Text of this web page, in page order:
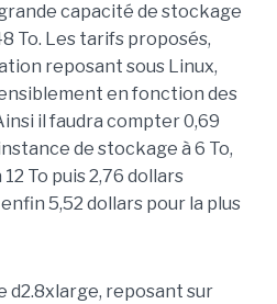
capacité de stockage
To. Les tarifs proposés,
reposant sous Linux,
en fonction des
il faudra compter 0,69
de stockage à 6 To,
To puis 2,76 dollars
5,52 dollars pour la plus
d2.8xlarge, reposant sur